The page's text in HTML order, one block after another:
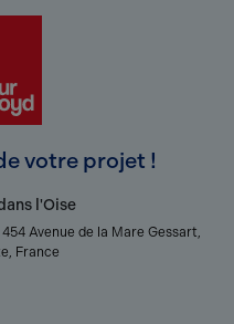
votre projet !
l'Oise
Avenue de la Mare Gessart,
France